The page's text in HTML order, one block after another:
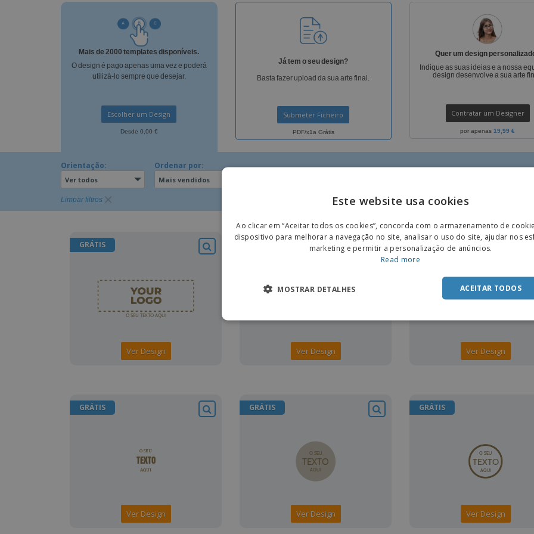
Mais de 2000 templates disponíveis.
O design é pago apenas uma vez e poderá
utilizá-lo sempre que desejar.
Escolher um Design
Desde 0,00 €
Já tem o seu design?
Basta fazer upload da sua arte final.
Submeter Ficheiro
PDF/x1a Grátis
Quer um design
Indique as suas ideias e a nossa
design desenvolve a sua arte
Contratar um Designer
por apenas19,99 €
Orientação:
Ver todos
Ordenar por:
Mais vendidos
Limpar filtros
GRÁTIS
Ver Design Ver Design
GRÁTIS
Ver Design
GRÁTIS
Ver Design
GRÁTIS
Ver Design
GRÁTIS
Ver Design
Este website usa cookies
Ao clicar em “Aceitar todos os cookies”, concorda com o armazenamento de
dispositivo para melhorar a navegação no site, analisar o uso do site, ajudar nos
marketing e permitir a personalização de anúncios.
Read more
ACEITAR TODOS
MOSTRAR DETALHES